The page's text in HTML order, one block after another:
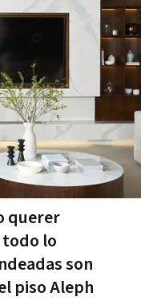
querer
lo
son
piso Aleph